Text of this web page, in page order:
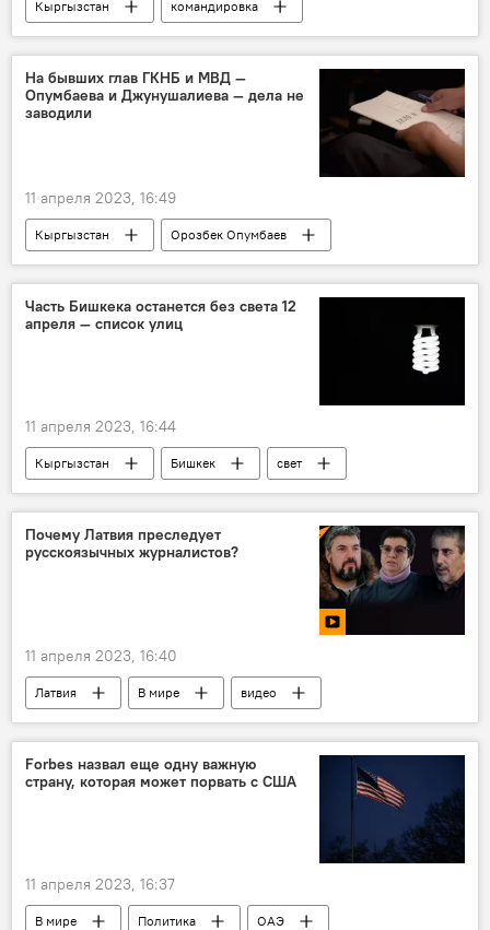
Кыргызстан
командировка
расходы
Эльдар Таджибаев
повышение
предложение
кабмин
Новости Киргизии
На бывших глав ГКНБ и МВД —
Опумбаева и Джунушалиева — дела не
заводили
11 апреля 2023, 16:49
Кыргызстан
Орозбек Опумбаев
Кашкар Джунушалиев
уголовное дело
ГКНБ
МВД
Часть Бишкека останется без света 12
апреля — список улиц
11 апреля 2023, 16:44
Кыргызстан Бишкек
свет
отключение
график
Почему Латвия преследует
русскоязычных журналистов?
11 апреля 2023, 16:40
Латвия В мире
видео
журналист
суд
свобода слова
преследование
Forbes назвал еще одну важную
страну, которая может порвать с США
11 апреля 2023, 16:37
В мире Политика
ОАЭ